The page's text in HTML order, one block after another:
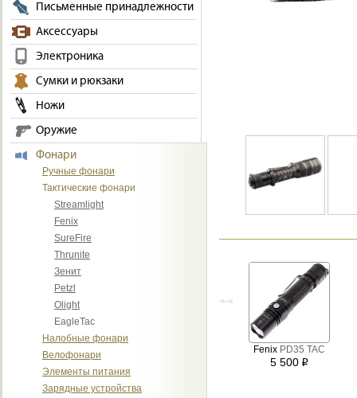
Письменные принадлежности
Аксессуары
Электроника
Сумки и рюкзаки
Ножи
Оружие
Фонари
Ручные фонари
Тактические фонари
Streamlight
Fenix
SureFire
Thrunite
Зенит
Petzl
Olight
EagleTac
Налобные фонари
Велофонари
Элементы питания
Зарядные устройства
Fenix PD35 TAC
5 500 i